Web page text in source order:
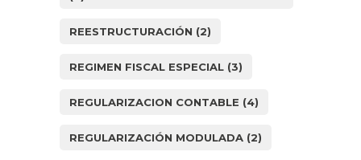
REESTRUCTURACIÓN (2)
REGIMEN FISCAL ESPECIAL (3)
REGULARIZACION CONTABLE (4)
REGULARIZACIÓN MODULADA (2)